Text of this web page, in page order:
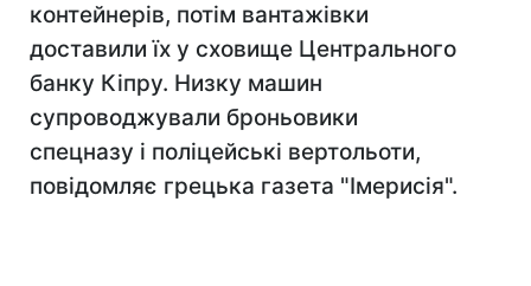
контейнерів, потім вантажівки
доставили їх у сховище Центрального
банку Кіпру. Низку машин
супроводжували броньовики
спецназу і поліцейські вертольоти,
повідомляє грецька газета "Імерисія".